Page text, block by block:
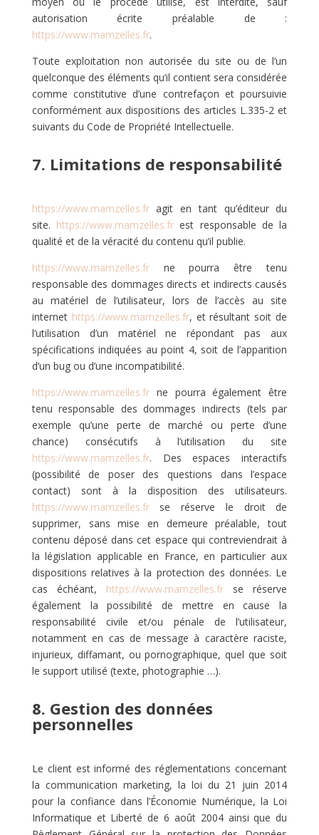
autorisation écrite préalable de :
https://www.mamzelles.fr.
Toute exploitation non autorisée du site ou de l’un
quelconque des éléments qu’il contient sera considérée
comme constitutive d’une contrefaçon et poursuivie
conformément aux dispositions des articles L.335-2 et
suivants du Code de Propriété Intellectuelle.
7. Limitations de responsabilité
https://www.mamzelles.fr agit en tant qu’éditeur du
site. https://www.mamzelles.fr est responsable de la
qualité et de la véracité du contenu qu’il publie.
https://www.mamzelles.frne pourra être tenu
responsable des dommages directs et indirects causés
au matériel de l’utilisateur, lors de l’accès au site
internet https://www.mamzelles.fr, et résultant soit de
l’utilisation d’un matériel ne répondant pas aux
spécifications indiquées au point 4, soit de l’apparition
d’un bug ou d’une incompatibilité.
https://www.mamzelles.fr ne pourra également être
tenu responsable des dommages indirects (tels par
exemple qu’une perte de marché ou perte d’une
chance) consécutifs à l’utilisation du site
https://www.mamzelles.fr. Des espaces interactifs
(possibilité de poser des questions dans l’espace
contact) sont à la disposition des utilisateurs.
https://www.mamzelles.fr
se réserve le droit de
supprimer, sans mise en demeure préalable, tout
contenu déposé dans cet espace qui contreviendrait à
la législation applicable en France, en particulier aux
dispositions relatives à la protection des données. Le
cas échéant, https://www.mamzelles.fr
se réserve
également la possibilité de mettre en cause la
responsabilité civile et/ou pénale de l’utilisateur,
notamment en cas de message à caractère raciste,
injurieux, diffamant, ou pornographique, quel que soit
le support utilisé (texte, photographie …).
8. Gestion des données
personnelles
Le client est informé des réglementations concernant
la communication marketing, la loi du 21 juin 2014
pour la confiance dans l’Économie Numérique, la Loi
Informatique et Liberté de 6 août 2004 ainsi que du